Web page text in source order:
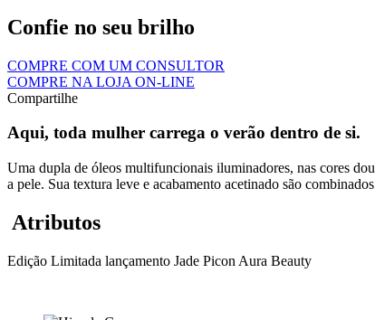
Confie no seu brilho
COMPRE COM UM CONSULTOR
COMPRE NA LOJA ON-LINE
Compartilhe
Aqui, toda mulher carrega o verão dentro de si.
Uma dupla de óleos multifuncionais iluminadores, nas cores
a pele. Sua textura leve e acabamento acetinado são
Atributos
Edição Limitada lançamento Jade Picon Aura Beauty